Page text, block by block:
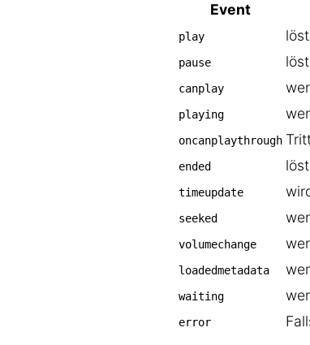
Event
play
pause
canplay
playing
oncanplaythrough
ended
timeupdate
seeked
volumechange
loadedmetadata
waiting
error